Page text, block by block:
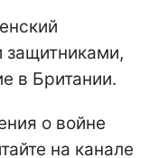
защитниками,
в Британии.
о войне
на канале